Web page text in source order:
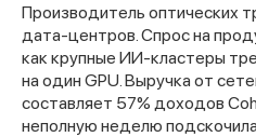
Производитель оптических
дата-центров. Спрос на
как крупные ИИ-кластеры
на один GPU. Выручка от
составляет 57% доходов
неполную неделю